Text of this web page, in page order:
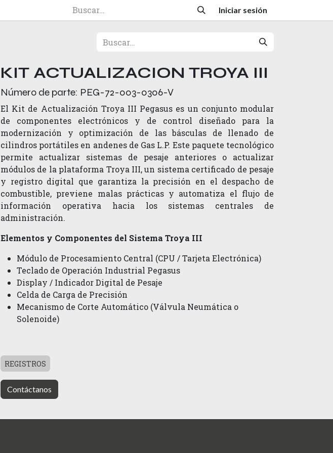
Iniciar sesión
KIT ACTUALIZACION TROYA III
Número de parte: PEG-72-003-0306-V
El Kit de Actualización Troya III Pegasus es un conjunto modular
de componentes electrónicos y de control diseñado para la
modernización y optimización de las básculas de llenado de
cilindros portátiles en andenes de Gas L.P. Este paquete tecnológico
permite actualizar sistemas de pesaje anteriores o actualizar
módulos de la plataforma Troya III, un sistema certificado de pesaje
y registro digital que garantiza la precisión en el despacho de
combustible, previene malas prácticas y automatiza el flujo de
información operativa hacia los sistemas centrales de
administración.
Elementos y Componentes del Sistema Troya III
Módulo de Procesamiento Central (CPU / Tarjeta Electrónica)
Teclado de Operación Industrial Pegasus
Display / Indicador Digital de Pesaje
Celda de Carga de Precisión
Mecanismo de Corte Automático (Válvula Neumática o
Solenoide)
REGISTROS
Contáctanos